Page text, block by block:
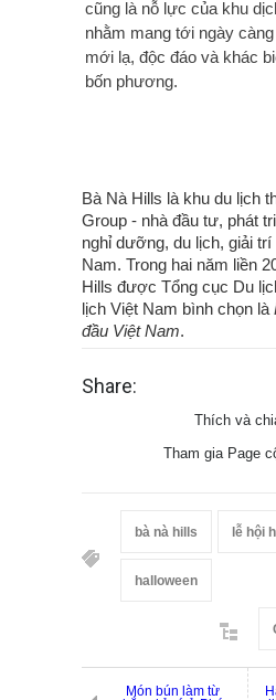
cũng là nỗ lực của khu
nhằm mang tới ngày
mới lạ, độc đáo và khác
bốn phương.
Bà Nà Hills là khu du lịch
Group - nhà đầu tư, phát
nghỉ dưỡng, du lịch, giải trí
Nam. Trong hai năm liền
Hills được Tổng cục Du
lịch Việt Nam bình chọn là
đầu Việt Nam.
Share:
Thích và
Tham gia Page
bà nà hills lễ hội
halloween
Món bún làm từ